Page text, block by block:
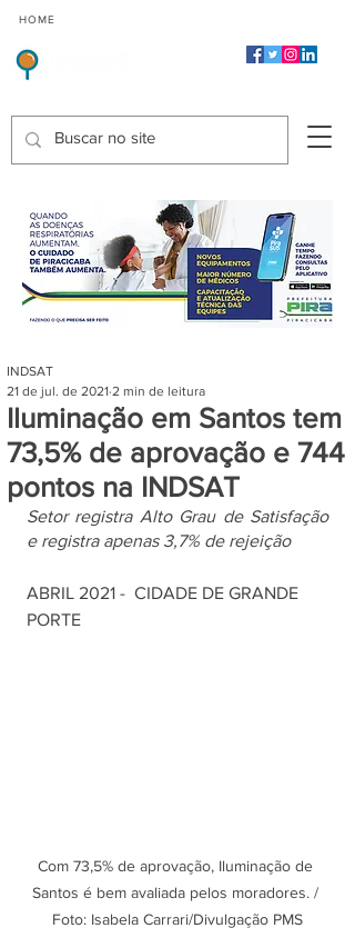
HOME
Iluminação em Santos tem
73,5% de aprovação e 744
pontos na INDSAT
INDSAT
21 de jul. de 2021 2 min de leitura
Setor registra Alto Grau de Satisfação
e registra apenas 3,7% de rejeição
ABRIL 2021 -  CIDADE DE GRANDE
PORTE
Com 73,5% de aprovação, Iluminação de
Santos é bem avaliada pelos moradores. /
Foto: Isabela Carrari/Divulgação PMS